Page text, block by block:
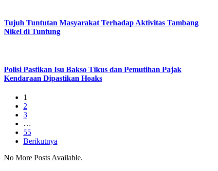
Tujuh Tuntutan Masyarakat Terhadap Aktivitas Tambang
Nikel di Tuntung
Polisi Pastikan Isu Bakso Tikus dan Pemutihan Pajak
Kendaraan Dipastikan Hoaks
1
2
3
…
55
Berikutnya
No More Posts Available.